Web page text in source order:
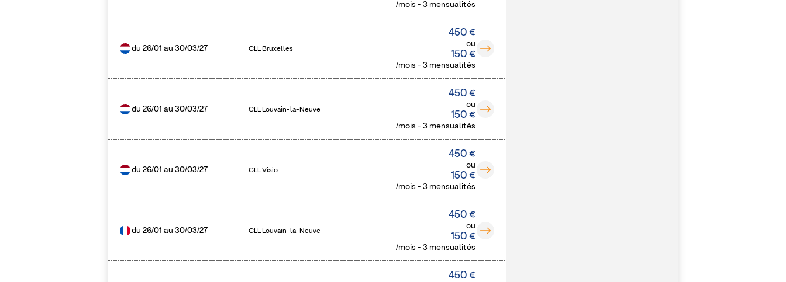
/mois - 3 mensualités
du 26/01 au 30/03/27 CLL Bruxelles
450 €
ou
150 €
/mois - 3 mensualités
du 26/01 au 30/03/27 CLL Louvain-la-Neuve
450 €
ou
150 €
/mois - 3 mensualités
du 26/01 au 30/03/27 CLL Visio
450 €
ou
150 €
/mois - 3 mensualités
du 26/01 au 30/03/27 CLL Louvain-la-Neuve
450 €
ou
150 €
/mois - 3 mensualités
450 €